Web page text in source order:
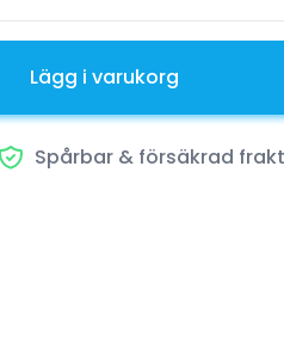
Lägg i varukorg
Spårbar & försäkrad frakt